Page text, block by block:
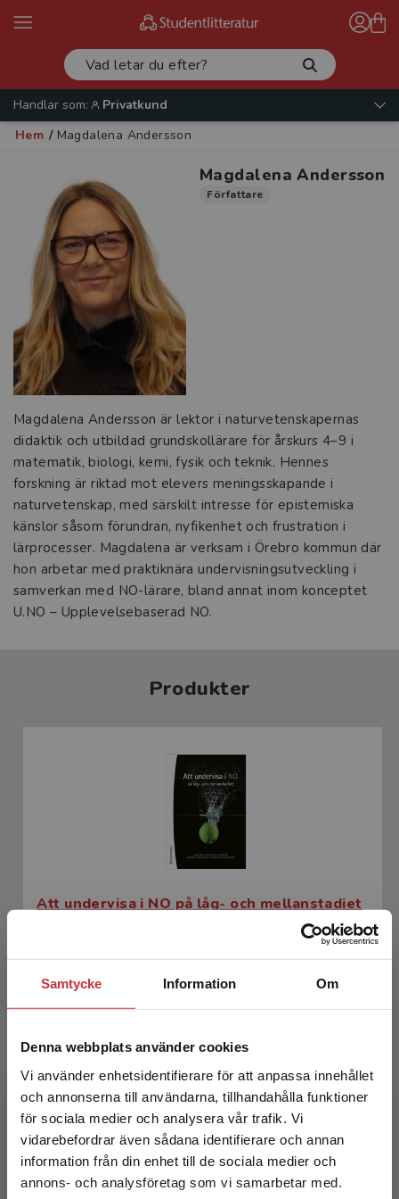
Samtycke Information Om
Denna webbplats använder cookies
Vi använder enhetsidentifierare för att anpassa innehållet
och annonserna till användarna, tillhandahålla funktioner
för sociala medier och analysera vår trafik. Vi
vidarebefordrar även sådana identifierare och annan
information från din enhet till de sociala medier och
annons- och analysföretag som vi samarbetar med.
Begränsad fraktregion
Handlar som:
Privatkund
Hem / Magdalena Andersson
Magdalena Andersson
Författare
Magdalena Andersson är lektor i naturvetenskapernas
didaktik och utbildad grundskollärare för årskurs 4–9 i
matematik, biologi, kemi, fysik och teknik. Hennes
forskning är riktad mot elevers meningsskapande i
naturvetenskap, med särskilt intresse för epistemiska
känslor såsom förundran, nyfikenhet och frustration i
lärprocesser. Magdalena är verksam i Örebro kommun där
hon arbetar med praktiknära undervisningsutveckling i
samverkan med NO-lärare, bland annat inom konceptet
U.NO – Upplevelsebaserad NO.
Produkter
Att undervisa i NO på låg- och mellanstadiet
Exkl. moms: 328 kr
Att undervisa i NO på låg- och mellanstadiet